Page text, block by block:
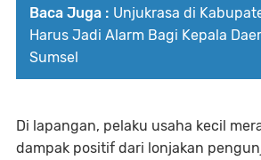
Baca Juga : Unjukrasa di
Harus Jadi Alarm Bagi Kepala
Sumsel
Di lapangan, pelaku usaha kecil
dampak positif dari lonjakan